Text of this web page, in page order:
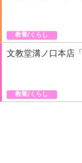
教養/くらし
文教堂溝ノ口本店
教養/くらし